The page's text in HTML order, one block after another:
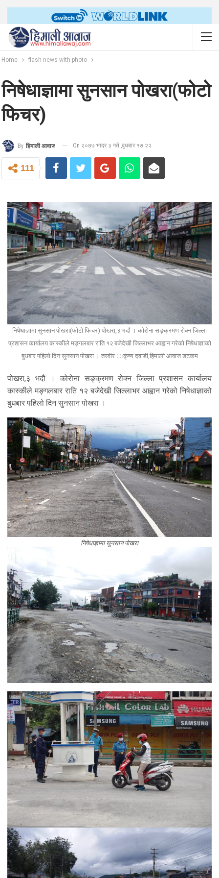
Home flash news with photo
निषेधाज्ञामा सुनसान पोखरा(फोटो
फिचर)
By हिमाली आवाज On २०७७ भाद्र ३ गते ,बुधबार १७:२२
111
निषेधाज्ञामा सुनसान पोखरा(फोटो फिचर) पोखरा,३ भदौ । कोरोना सङ्क्रमण रोक्न जिल्ला
प्रशासन कार्यालय कास्कीले मङ्गलबार राति १२ बजेदेखी जिल्लाभर आह्वान गरेको निषेधाज्ञाको
बुधबार पहिलो दिन सुनसान पोखरा । तस्वीर ःकृष्ण दवाडी,हिमाली आवाज डटकम
पोखरा,३ भदौ । कोरोना सङ्क्रमण रोक्न जिल्ला प्रशासन कार्यालय
कास्कीले मङ्गलबार राति १२ बजेदेखी जिल्लाभर आह्वान गरेको निषेधाज्ञाको
बुधबार पहिलो दिन सुनसान पोखरा ।
निषेधाज्ञामा सुनसान पोखरा